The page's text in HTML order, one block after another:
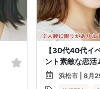
【30代40代イ
ント素敵な恋
浜松市 | 8月